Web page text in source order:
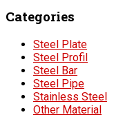
Categories
Steel Plate
Steel Profil
Steel Bar
Steel Pipe
Stainless Steel
Other Material